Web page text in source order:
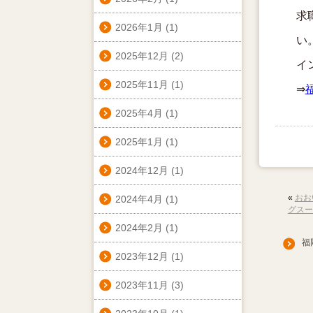
求
い
イ
⇒
« お
グス
福岡
2026年1月 (1)
2025年12月 (2)
2025年11月 (1)
2025年4月 (1)
2025年1月 (1)
2024年12月 (1)
2024年4月 (1)
2024年2月 (1)
2023年12月 (1)
2023年11月 (3)